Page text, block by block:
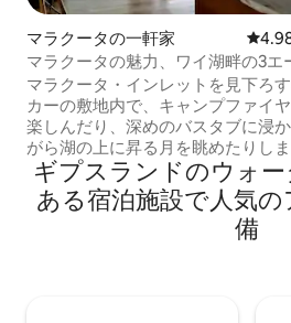
マラクータの一軒家 レビ
マラクータの魅力、ワイ湖畔の3エ
の敷地、Wi-Fi、キングサイズベッ
気自動車
マラクータ・インレットを見下ろ
カーの敷地内で、キャンプファイ
楽しんだり、深めのバスタブに浸
がら湖の上に昇る月を眺めたりし
う。カンガルー、オオハシやワシ
合い、お庭で採集しながら元気を取
しましょう。水辺まで散歩したり
ックを出したり、夕食を捕まえたり
ギプスランドのウォ
ある宿泊施設で人気
備